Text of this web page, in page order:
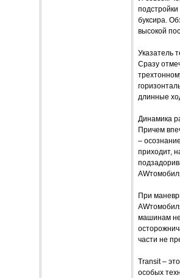
буксира.
высокой
Указатель
Сразу
длинные
Динамика
Причем
–
приходит,
При
машинам не
части не
Transit –
особых